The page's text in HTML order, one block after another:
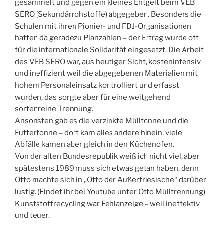
gesammelt und gegen ein kleines Entgelt beim VEB
SERO (Sekundärrohstoffe) abgegeben. Besonders die
Schulen mit ihren Pionier- und FDJ-Organisationen
hatten da geradezu Planzahlen – der Ertrag wurde oft
für die internationale Solidarität eingesetzt. Die Arbeit
des VEB SERO war, aus heutiger Sicht, kostenintensiv
und ineffizient weil die abgegebenen Materialien mit
hohem Personaleinsatz kontrolliert und erfasst
wurden, das sorgte aber für eine weitgehend
sortenreine Trennung.
Ansonsten gab es die verzinkte Mülltonne und die
Futtertonne – dort kam alles andere hinein, viele
Abfälle kamen aber gleich in den Küchenofen.
Von der alten Bundesrepublik weiß ich nicht viel, aber
spätestens 1989 muss sich etwas getan haben, denn
Otto machte sich in „Otto der Außerfriesische“ darüber
lustig. (Findet ihr bei Youtube unter Otto Mülltrennung)
Kunststoffrecycling war Fehlanzeige – weil ineffektiv
und teuer.